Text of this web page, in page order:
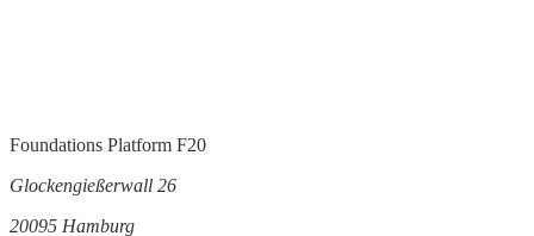
Foundations Platform F20
Glockengießerwall 26
20095 Hamburg